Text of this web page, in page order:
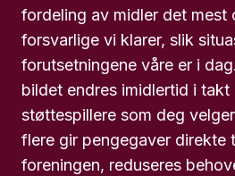
fordeling av midler det mest
forsvarlige vi klarer, slik
forutsetningene våre er i
bildet endres imidlertid i
støttespillere som deg
flere gir pengegaver direkte
foreningen, reduseres